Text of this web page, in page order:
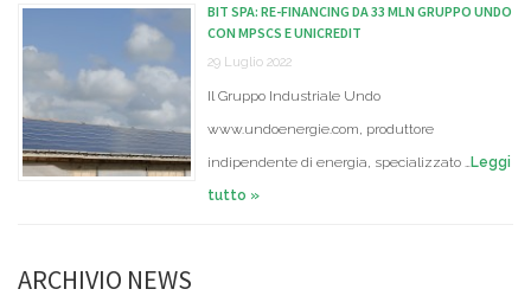
BIT SPA: RE-FINANCING DA 33 MLN GRUPPO UNDO
CON MPSCS E UNICREDIT
29 Luglio 2022
Il Gruppo Industriale Undo
www.undoenergie.com, produttore
indipendente di energia, specializzato … Leggi
tutto »
ARCHIVIO NEWS